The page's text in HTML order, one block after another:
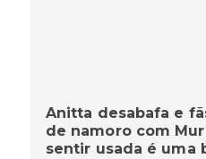
Anitta desabafa e
de namoro com
sentir usada é uma